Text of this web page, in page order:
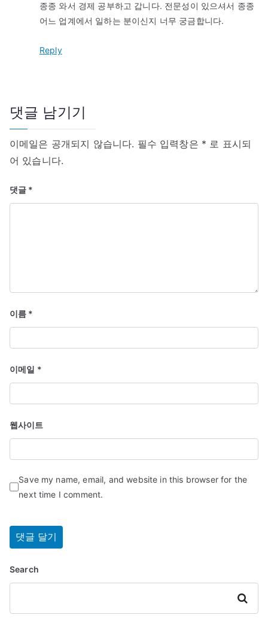
종종 와서 경제 공부하고 갑니다. 전문성이 있으셔서 종종
어느 업계에서 일하는 분이신지 너무 궁금합니다.
Reply
댓글 남기기
이메일은 공개되지 않습니다. 필수 입력창은 * 로 표시되
어 있습니다.
댓글 *
이름 *
이메일 *
웹사이트
Save my name, email, and website in this browser for the
next time I comment.
Search
Search